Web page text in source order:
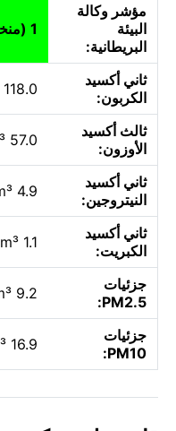
مؤشر وكالة
البيئة
البريطانية:
1 (منخفض)
ثاني أكسيد
الكربون:
118.0 µg/m³
ثالث أكسيد
الأوزون:
57.0 µg/m³
ثاني أكسيد
النيتروجين:
4.9 µg/m³
ثاني أكسيد
الكبريت:
1.1 µg/m³
جزئيات
PM2.5:
9.2 µg/m³
جزئيات
PM10:
16.9 µg/m³